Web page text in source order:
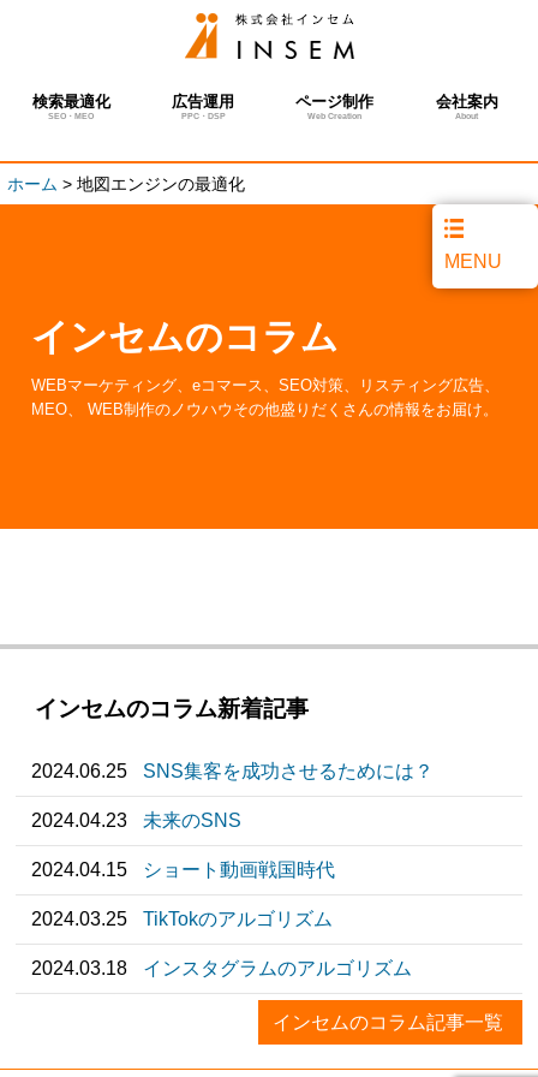
検索最適化
SEO・MEO
広告運用
PPC・DSP
ページ制作
Web Creation
会社案内
About
ホーム > 地図エンジンの最適化
MENU
インセムのコラム
WEBマーケティング、eコマース、SEO対策、リスティング広告、
MEO、 WEB制作のノウハウその他盛りだくさんの情報をお届け。
インセムのコラム新着記事
2024.06.25 SNS集客を成功させるためには？
2024.04.23 未来のSNS
2024.04.15 ショート動画戦国時代
2024.03.25 TikTokのアルゴリズム
2024.03.18 インスタグラムのアルゴリズム
インセムのコラム記事一覧